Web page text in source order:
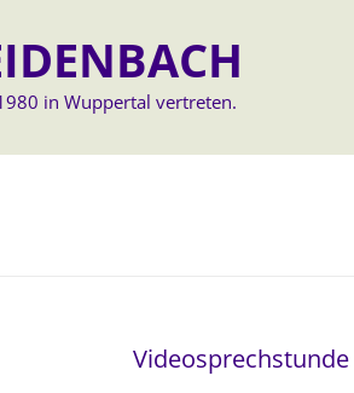
in Wuppertal vertreten.
Videosprechstunde